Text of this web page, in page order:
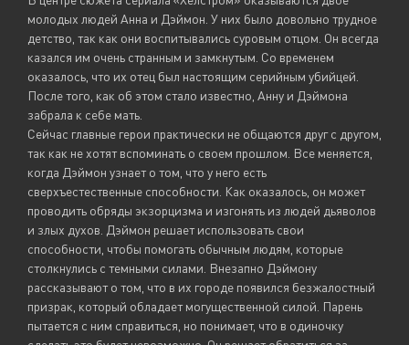
молодых людей Анна и Дэймон. У них было довольно трудное
детство, так как они воспитывались суровым отцом. Он всегда
казался им очень странным и замкнутым. Со временем
оказалось, что их отец был настоящим серийным убийцей.
После того, как об этом стало известно, Анну и Дэймона
забрала к себе мать.
Сейчас главные герои практически не общаются друг с другом,
так как не хотят вспоминать о своем прошлом. Все меняется,
когда Дэймон узнает о том, что у него есть
сверхъестественные способности. Как оказалось, он может
проводить обряды экзорцизма и изгонять из людей дьяволов
и злых духов. Дэймон решает использовать свои
способности, чтобы помогать обычным людям, которые
столкнулись с темными силами. Внезапно Дэймону
рассказывают о том, что в их городе появился безжалостный
призрак, который обладает могущественной силой. Парень
пытается с ним справиться, но понимает, что в одиночку